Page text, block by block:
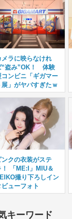
メラに映らなけれ
“盗み”OK！ 体験
コンビニ「ギガマー
展」がヤバすぎたｗ
ンクの衣装がステ
！ 「ME:I」MIU＆
撮り下ろしイン
ビューフォト
キーワード